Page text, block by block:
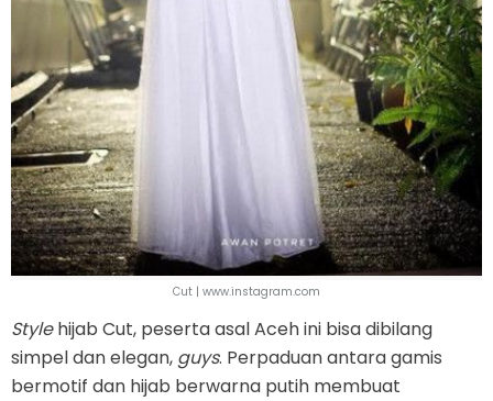
Cut | www.instagram.com
Stylehijab Cut, peserta asal Aceh ini bisa dibilang
simpel dan elegan, guys. Perpaduan antara gamis
bermotif dan hijab berwarna putih membuat